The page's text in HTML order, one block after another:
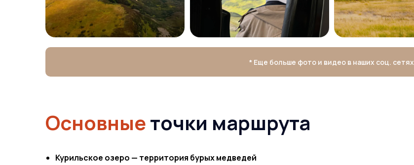
* Еще больше фото и видео в наших соц. сетях
Основныеточки маршрута
Курильское озеро — территория бурых медведей